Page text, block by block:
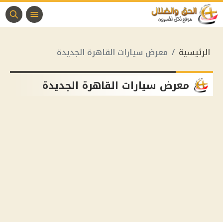
الرئيسية معرض سيارات القاهرة الجديدة
معرض سيارات القاهرة الجديدة